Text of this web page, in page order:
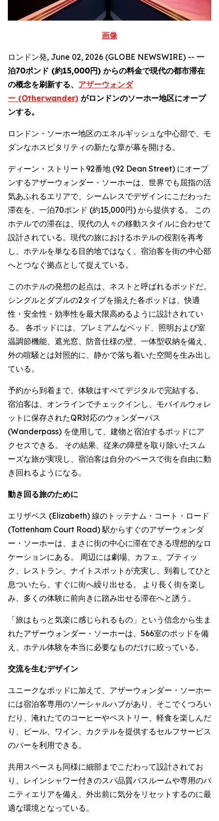
画像
ロンドン発, June 02, 2026 (GLOBE NEWSWIRE) -- 一
泊70ポンド (約15,000円) からの料金で現代の都市滞在
の概念を刷新する、 アザーウォンダ
ー (Otherwander) がロンドンのソーホー地区にオープ
ンする。
ロンドン・ソーホー地区のエネルギッシュな中心部で、モ
ダンなホスピタリティの新たな章が幕を開ける。
ディーン・ストリート92番地 (92 Dean Street) にオープ
ンするアザーウォンダー・ソーホーは、世界でも屈指の活
気あふれるエリアで、シームレスでデザインにこだわった
滞在を、一泊70ポンド (約15,000円) から提供する。 この
ホテルでの滞在は、現代の人々の移動スタイルに合わせて
設計されている。現代の旅におけるホテルの役割を再考
し、ホテルを単なる目的地ではなく、宿泊客を街の中心部
へとつなぐ拠点として捉えている。
このホテルの発想の起点は、ネストと呼ばれるポッドだ。
シングルとダブルの2タイプを揃えた各ポッドは、快適
性・安全性・効率性を最大限高めるように設計されてい
る。 各ポッドには、プレミアムなベッド、照明および室
温調節機能、遮光窓、防音仕様の壁、一体型収納を備え、
外の喧騒とは対照的に、静かで落ち着いた空間を生み出し
ている。
予約から到着まで、体験はすべてデジタルで完結する。
宿泊客は、オンラインでチェックインし、モバイルウォレ
ットに保存されたQR対応のウォンダーパス
(Wanderpass) を使用して、建物と宿泊するポッドにア
クセスできる。 その結果、従来の障壁を取り除いたスム
ーズな旅が実現し、宿泊客は自分のペースで街を自由に動
き回れるようになる。
動き回る旅のために
エリザベス (Elizabeth) 線のトッテナム・コート・ロード
(Tottenham Court Road) 駅からすぐのアザーウォンダ
ー・ソーホーは、まさに街の中心に滞在できる理想的なロ
ケーションにある。 周辺には劇場、カフェ、ブティッ
ク、レストラン、ナイトスポットが充実し、到着してひと
息ついたら、すぐに街へ繰り出せる。 より長く街を楽し
み、多くの体験に前向きに踏み出せる滞在へと誘う。
「旅はもっと気楽に感じられるもの」という信念から生ま
れたアザーウォンダー・ソーホーは、566室のポッドを備
え、ホテル体験を本当に必要なものだけに絞っている。
交流を生むデザイン
ユニークなポッドに加えて、アザーウォンダー・ソーホー
には宿泊客専用のソーシャルハブがあり、そこでくつろい
だり、淹れたてのコーヒーやペストリー、軽食を楽しんだ
り、ビール、ワイン、カクテルを提供するセルフサービス
のバーを利用できる。
共用スペースも同様に細部までこだわって設計されてお
り、レインシャワー付きのスパ品質バスルームや専用のバ
ニティエリアを備え、外出前に気分をリセットするのに最
適な環境となっている。